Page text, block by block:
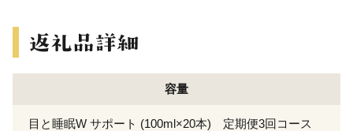
容量
目と睡眠W サポート (100ml×20本) 定期便3回コース